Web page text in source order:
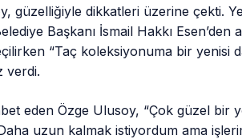
güzelliğiyle dikkatleri üzerine çekti.
Başkanı İsmail Hakkı Esen’den
“Taç koleksiyonuma bir yenisi
verdi.
eden Özge Ulusoy, “Çok güzel bir
uzun kalmak istiyordum ama